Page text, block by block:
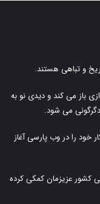
و تباهی هستند.
باز می کند و دیدی نو به
می شود.
خود را در وب پارسی آغاز
کشور عزیزمان کمکی کرده